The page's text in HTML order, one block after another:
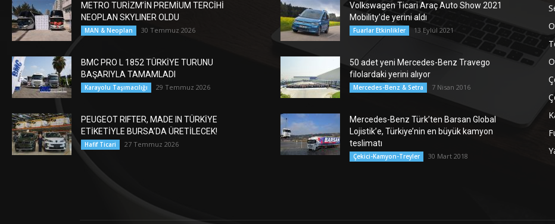
METRO TURİZM’İN PREMİUM TERCİHİ
NEOPLAN SKYLINER OLDU
MAN & Neoplan 30 Temmuz 2026
BMC PRO L 1852 TÜRKİYE TURUNU
BAŞARIYLA TAMAMLADI
Karayolu Taşımacılığı 29 Temmuz 2026
PEUGEOT RIFTER, MADE IN TÜRKİYE
ETİKETİYLE BURSA’DA ÜRETİLECEK!
Hafif Ticari 27 Temmuz 2026
Volkswagen Ticari Araç Auto Show 2021
Mobility’de yerini aldı
Fuarlar Etkinlikler 13 Eylül 2021
50 adet yeni Mercedes-Benz Travego
filolardaki yerini alıyor
Mercedes-Benz & Setra 7 Nisan 2016
Mercedes-Benz Türk’ten Barsan Global
Lojistik’e, Türkiye’nin en büyük kamyon
teslimatı
Çekici-Kamyon-Treyler 30 Mart 2018